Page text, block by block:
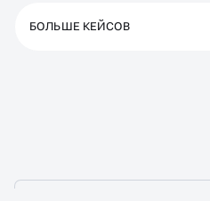
БОЛЬШЕ КЕЙСОВ